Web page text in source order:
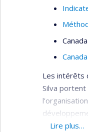
Canada
Les intérêts
Silva portent
de qualité.
Lire plus…